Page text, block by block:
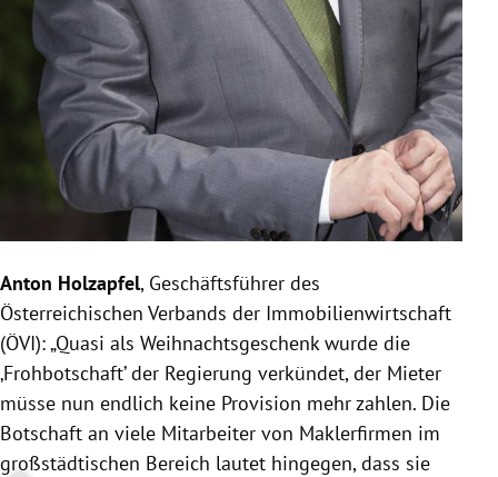
Anton Holzapfel, Geschäftsführer des
Österreichischen Verbands der Immobilienwirtschaft
(ÖVI): „Quasi als Weihnachtsgeschenk wurde die
‚Frohbotschaft’ der Regierung verkündet, der Mieter
müsse nun endlich keine Provision mehr zahlen. Die
Botschaft an viele Mitarbeiter von Maklerfirmen im
großstädtischen Bereich lautet hingegen, dass sie